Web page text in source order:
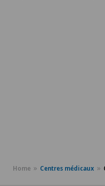
Home Centres médicaux